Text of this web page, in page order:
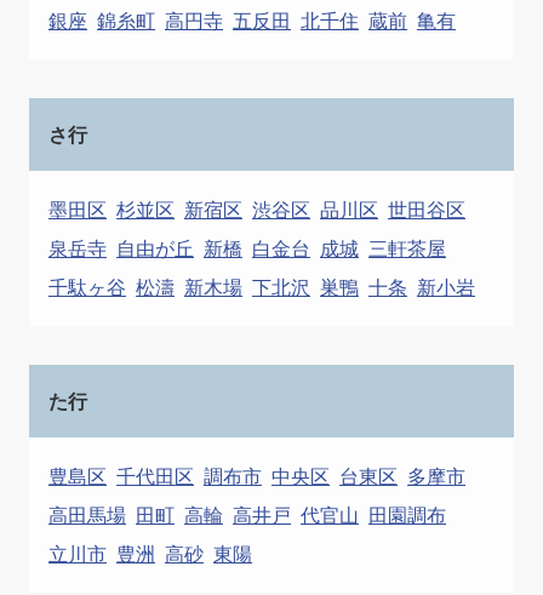
銀座 錦糸町 高円寺 五反田 北千住 蔵前 亀有
さ行
墨田区 杉並区 新宿区 渋谷区 品川区 世田谷区
泉岳寺 自由が丘 新橋 白金台 成城 三軒茶屋
千駄ヶ谷 松濤 新木場 下北沢 巣鴨 十条 新小岩
た行
豊島区 千代田区 調布市 中央区 台東区 多摩市
高田馬場 田町 高輪 高井戸 代官山 田園調布
立川市 豊洲 高砂 東陽